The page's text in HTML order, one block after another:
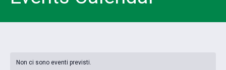
Non ci sono eventi previsti.